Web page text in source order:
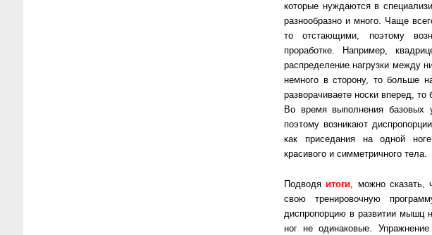
которые нуждаются в
разнообразно и много. Чаще
то отстающими, поэтому
проработке. Например,
распределение нагрузки между
немного в сторону, то больше
разворачиваете носки вперед,
Во время выполнения базовых
поэтому возникают
как приседания на одной
красивого и симметричного тела.
Подводяитоги, можно сказать,
свою тренировочную
диспропорцию в развитии мышц
ног не одинаковые.